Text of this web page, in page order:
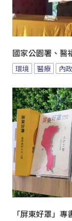
國家公園署、醫
環境 醫療 內
「屏東好罩」